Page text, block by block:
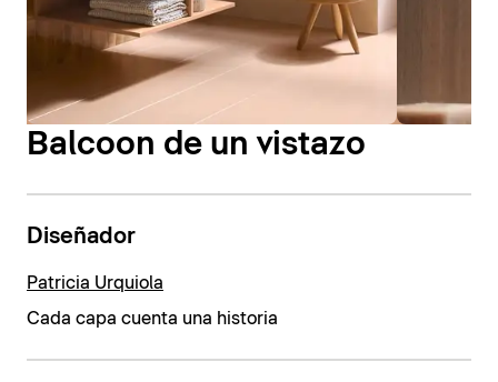
Balcoon de un vistazo
Diseñador
Patricia Urquiola
Cada capa cuenta una historia